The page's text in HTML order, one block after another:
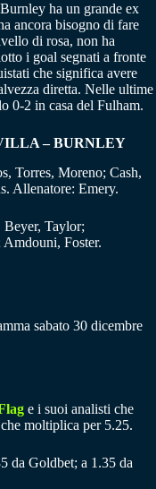
ha un grande ex
ancora bisogno di fare
di rosa, non ha
i goal segnati a fronte
che significa avere
diretta. Nelle ultime
0-2 in casa del Fulham.
– BURNLEY
Torres, Moreno; Cash,
Allenatore: Emery.
Taylor;
Foster.
sabato 30 dicembre
e i suoi analisti che
moltiplica per 5.25.
da Goldbet; a 1.35 da